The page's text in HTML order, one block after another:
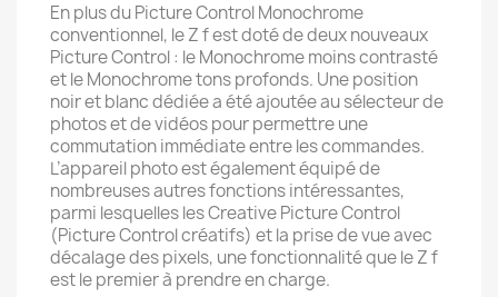
En plus du Picture Control Monochrome
conventionnel, le Z f est doté de deux nouveaux
Picture Control : le Monochrome moins contrasté
et le Monochrome tons profonds. Une position
noir et blanc dédiée a été ajoutée au sélecteur de
photos et de vidéos pour permettre une
commutation immédiate entre les commandes.
L’appareil photo est également équipé de
nombreuses autres fonctions intéressantes,
parmi lesquelles les Creative Picture Control
(Picture Control créatifs) et la prise de vue avec
décalage des pixels, une fonctionnalité que le Z f
est le premier à prendre en charge.